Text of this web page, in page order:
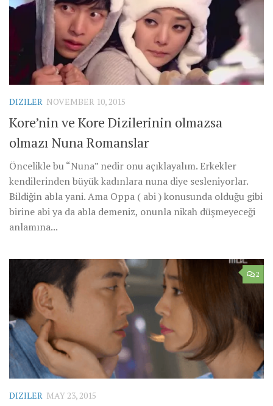
DIZILER NOVEMBER 10, 2015
Kore’nin ve Kore Dizilerinin olmazsa
olmazı Nuna Romanslar
Öncelikle bu “Nuna” nedir onu açıklayalım. Erkekler
kendilerinden büyük kadınlara nuna diye sesleniyorlar.
Bildiğin abla yani. Ama Oppa ( abi ) konusunda olduğu gibi
birine abi ya da abla demeniz, onunla nikah düşmeyeceği
anlamına...
2
DIZILER MAY 23, 2015